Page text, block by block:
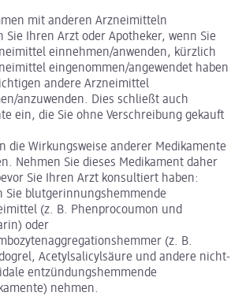
mit anderen Arzneimitteln
Sie Ihren Arzt oder Apotheker, wenn Sie
einnehmen/anwenden, kürzlich
eingenommen/angewendet haben
andere Arzneimittel
anzuwenden. Dies schließt auch
ein, die Sie ohne Verschreibung gekauft
die Wirkungsweise anderer Medikamente
Nehmen Sie dieses Medikament daher
Sie Ihren Arzt konsultiert haben:
Sie blutgerinnungshemmende
(z. B. Phenprocoumon und
oder
(z. B.
Acetylsalicylsäure und andere nicht-
entzündungshemmende
nehmen.